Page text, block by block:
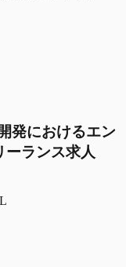
発におけるエン
ーランス求人